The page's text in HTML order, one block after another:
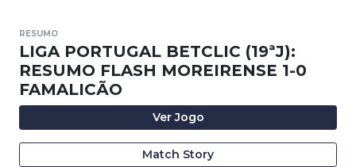
RESUMO
LIGA PORTUGAL BETCLIC (19ªJ):
RESUMO FLASH MOREIRENSE 1-0
FAMALICÃO
Ver Jogo
Match Story